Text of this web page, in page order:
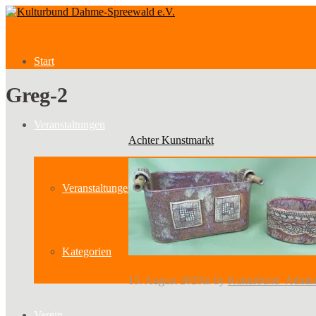
Start
Veranstaltungen
Veranstaltungen
Kategorien
Greg-2
Achter Kunstmarkt
15. August 2025in by Kulturbund_Admin